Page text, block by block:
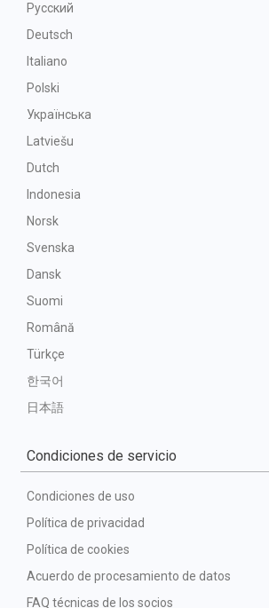
Русский
Deutsch
Italiano
Polski
Українська
Latviešu
Dutch
Indonesia
Norsk
Svenska
Dansk
Suomi
Română
Türkçe
한국어
日本語
Condiciones de servicio
Condiciones de uso
Política de privacidad
Política de cookies
Acuerdo de procesamiento de datos
FAQ técnicas de los socios